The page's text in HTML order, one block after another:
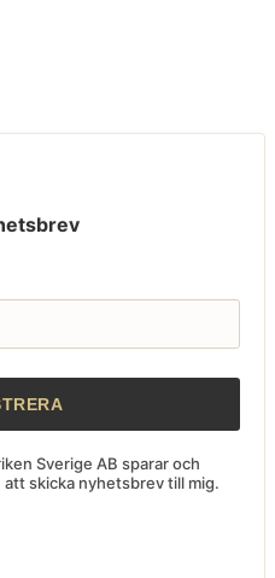
Sverige AB sparar och
skicka nyhetsbrev till mig.